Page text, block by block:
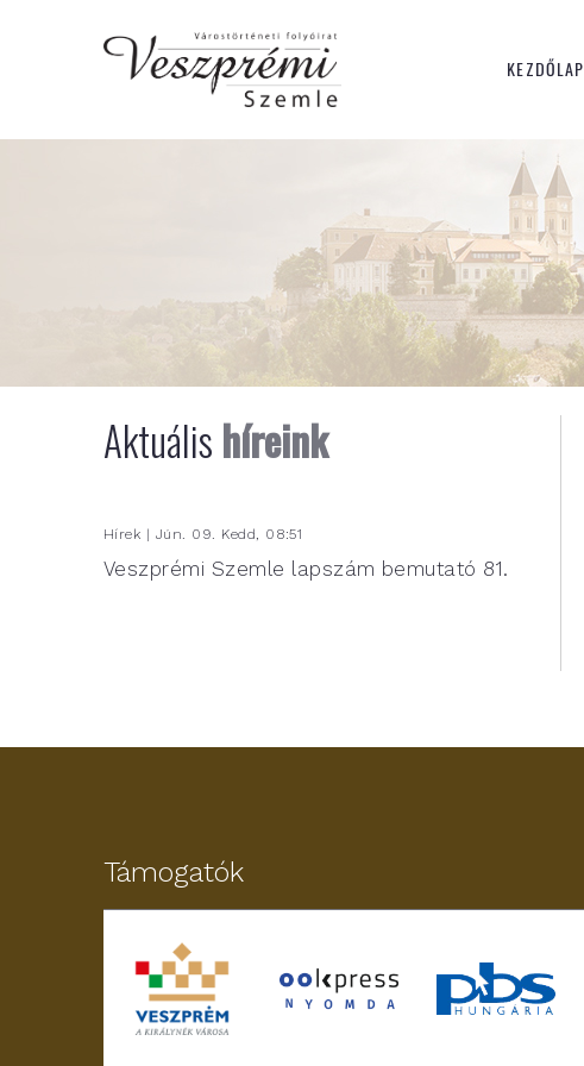
KEZDŐLAP
Aktuális híreink
Hírek | Jún. 09. Kedd, 08:51
Veszprémi Szemle lapszám bemutató 81.
Támogatók